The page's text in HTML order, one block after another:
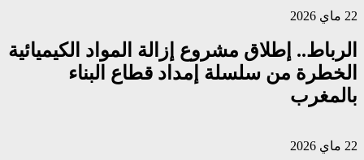
22 ماي 2026
الرباط.. إطلاق مشروع إزالة المواد الكيميائية
الخطرة من سلسلة إمداد قطاع البناء
بالمغرب
22 ماي 2026